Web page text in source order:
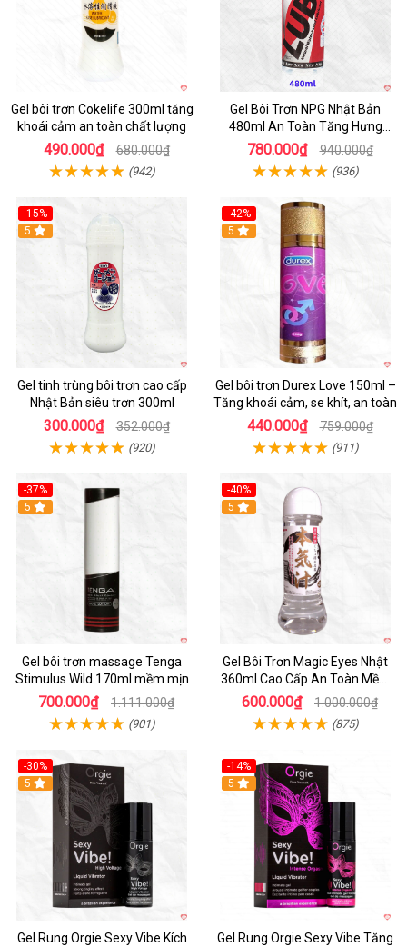
Gel bôi trơn Cokelife 300ml tăng
khoái cảm an toàn chất lượng
490.000₫ 680.000₫
(942)
Gel Bôi Trơn NPG Nhật Bản
480ml An Toàn Tăng Hưng
Phấn
780.000₫ 940.000₫
(936)
-15%
Hot
5
Gel tinh trùng bôi trơn cao cấp
Nhật Bản siêu trơn 300ml
300.000₫ 352.000₫
(920)
-42%
5
Gel bôi trơn Durex Love 150ml –
Tăng khoái cảm, se khít, an toàn
440.000₫ 759.000₫
(911)
-37%
5
Gel bôi trơn massage Tenga
Stimulus Wild 170ml mềm mịn
700.000₫ 1.111.000₫
(901)
-40%
5
Gel Bôi Trơn Magic Eyes Nhật
360ml Cao Cấp An Toàn Mềm
Mượt
600.000₫ 1.000.000₫
(875)
-30%
Hot
5
Gel Rung Orgie Sexy Vibe Kích
-14%
Hot
5
Gel Rung Orgie Sexy Vibe Tăng